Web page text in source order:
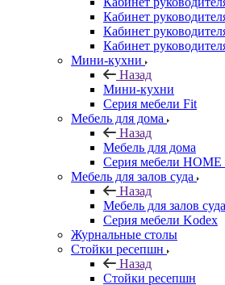
Кабинет
Кабинет
Кабинет
Мини-кухни
Назад
Мини-кухни
Серия мебели Fit
Мебель для дома
Назад
Мебель для дома
Серия мебели HOME
Мебель для залов суда
Назад
Мебель для залов суда
Серия мебели Kodex
Журнальные столы
Стойки ресепшн
Назад
Стойки ресепшн